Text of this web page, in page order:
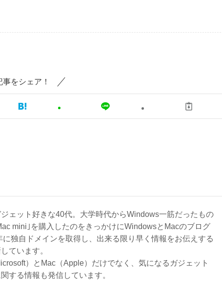
事をシェア！
ェット好きな40代。大学時代からWindows一筋だったもの
mini｣を購入したのをきっかけにWindowsとMacのブログ
に独自ドメインを取得し、出来る限り早く情報をお伝えする
ています。
）とMac（Apple）だけでなく、気になるガジェット
する情報も発信しています。